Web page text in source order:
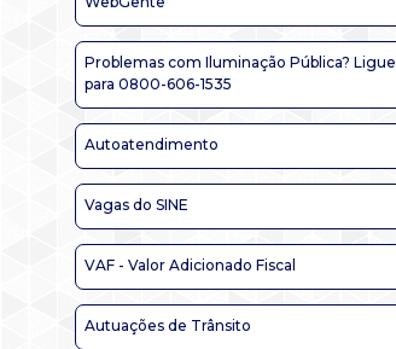
Problemas com Iluminação Pública? Ligue
para 0800-606-1535
Autoatendimento
Vagas do SINE
VAF - Valor Adicionado Fiscal
Autuações de Trânsito